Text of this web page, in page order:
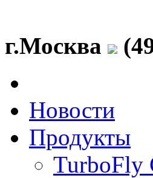
г.Москва
Новости
Продукты
TurboFly